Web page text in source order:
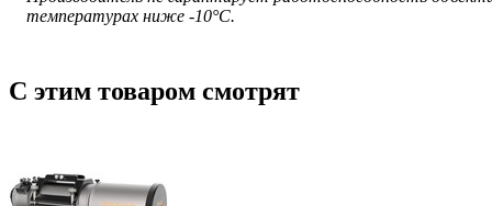
температурах ниже -10°C.
С этим товаром смотрят